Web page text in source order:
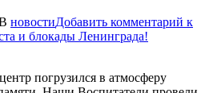
новостиДобавить комментарий к
и блокады Ленинграда!
погрузился в атмосферу